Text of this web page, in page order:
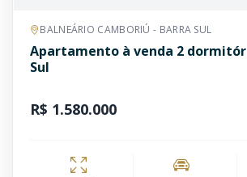
BALNEÁRIO CAMBORIÚ - BARRA SUL
Apartamento à venda 2
Sul
R$ 1.580.000